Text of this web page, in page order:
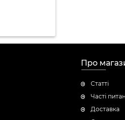
Про
Статті
Часті
Доставка